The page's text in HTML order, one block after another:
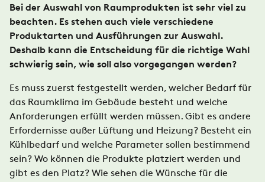
Bei der Auswahl von Raumprodukten ist sehr viel zu
beachten. Es stehen auch viele verschiedene
Produktarten und Ausführungen zur Auswahl.
Deshalb kann die Entscheidung für die richtige Wahl
schwierig sein, wie soll also vorgegangen werden?
Es muss zuerst festgestellt werden, welcher Bedarf für
das Raumklima im Gebäude besteht und welche
Anforderungen erfüllt werden müssen. Gibt es andere
Erfordernisse außer Lüftung und Heizung? Besteht ein
Kühlbedarf und welche Parameter sollen bestimmend
sein? Wo können die Produkte platziert werden und
gibt es den Platz? Wie sehen die Wünsche für die